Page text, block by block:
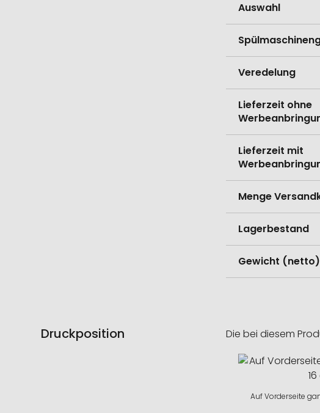
Auswahl
Veredelung
Lieferzeit ohne
Lieferzeit mit
Menge
Lagerbestand
Gewicht (netto)
Druckposition Die bei diesem
Auf Vorderseite